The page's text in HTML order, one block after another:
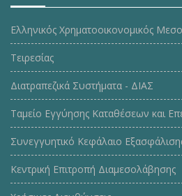
Ελληνικός Χρηματοοικονομικός
Τειρεσίας
Διατραπεζικά Συστήματα - ΔΙΑΣ
Ταμείο Εγγύησης Καταθέσεων και
Συνεγγυητικό Κεφάλαιο
Κεντρική Επιτροπή Διαμεσολάβησης